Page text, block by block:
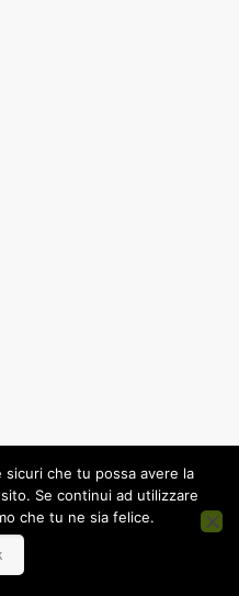
number 09331426
che tu possa avere la
Se continui ad utilizzare
che tu ne sia felice.